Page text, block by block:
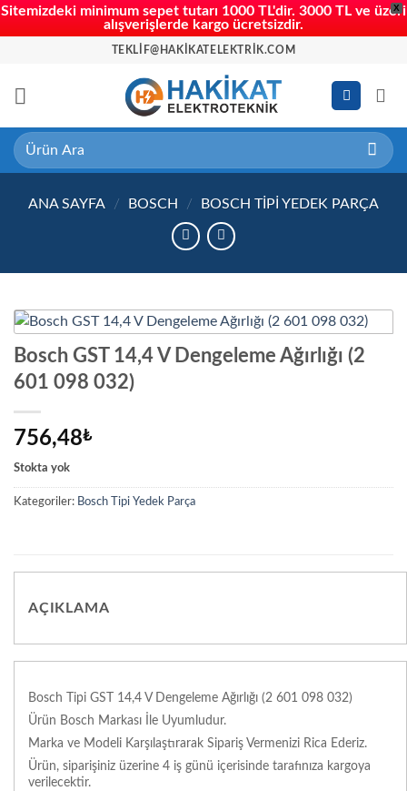
X
Sitemizdeki minimum sepet tutarı 1000 TL'dir. 3000 TL ve üzeri
alışverişlerde kargo ücretsizdir.
TEKLIF@HAKIKATELEKTRIK.COM
Ara:
ANA SAYFA / BOSCH / BOSCH TIPI YEDEK PARÇA
Bosch GST 14,4 V Dengeleme Ağırlığı (2
601 098 032)
756,48₺
Stokta yok
Kategoriler: Bosch Tipi Yedek Parça
AÇIKLAMA
Bosch Tipi GST 14,4 V Dengeleme Ağırlığı (2 601 098 032)
Ürün Bosch Markası İle Uyumludur.
Marka ve Modeli Karşılaştırarak Sipariş Vermenizi Rica Ederiz.
Ürün, siparişiniz üzerine 4 iş günü içerisinde tarafınıza kargoya
verilecektir.